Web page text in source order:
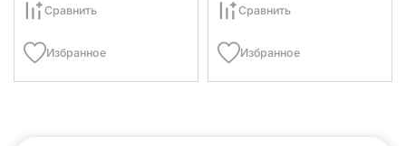
Сравнить
Избранное
Сравнить
Избранное